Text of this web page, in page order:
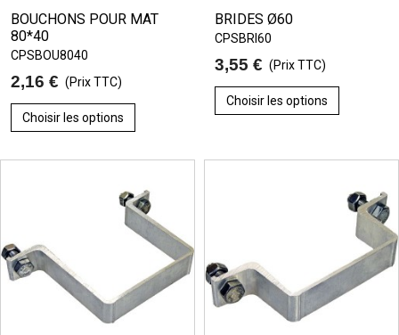
BOUCHONS POUR MAT
80*40
CPSBOU8040
2,16 € (Prix TTC)
Choisir les options
BRIDES Ø60
CPSBRI60
3,55 € (Prix TTC)
Choisir les options